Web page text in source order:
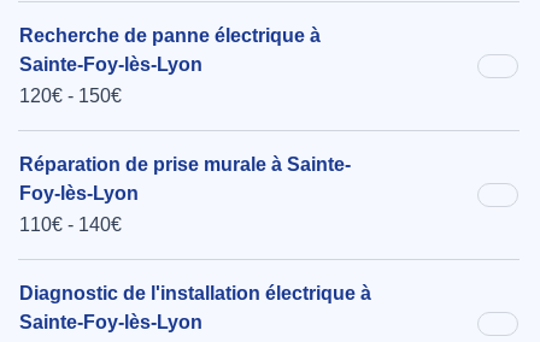
Recherche de panne électrique à
Sainte-Foy-lès-Lyon
120€ - 150€
Réparation de prise murale à Sainte-
Foy-lès-Lyon
110€ - 140€
Diagnostic de l'installation électrique à
Sainte-Foy-lès-Lyon